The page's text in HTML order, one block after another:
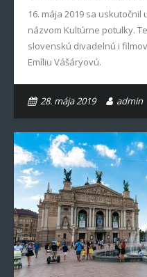
16. mája 2019 sa
názvom Kultúrne potulky.
slovenskú divadelnú i
Emíliu Vášáryovú.
28. mája 2019 admin